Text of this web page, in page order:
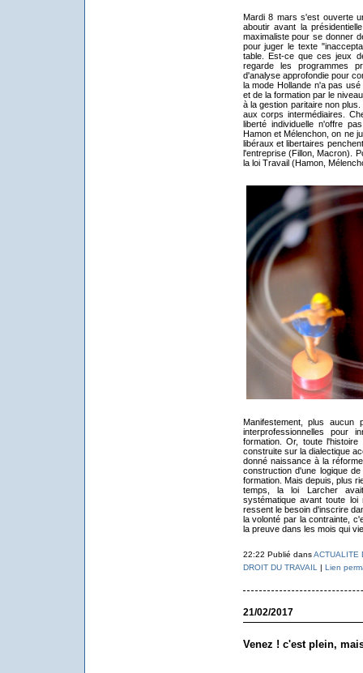
Mardi 8 mars s'est ouverte
aboutir avant la
maximaliste pour se donner
pour juger le texte
table. Est-ce que ces jeux
regarde les programmes
d'analyse approfondie pour
la mode Hollande n'a pas
et de la formation par le
à la gestion paritaire non
aux corps intermédiaires.
liberté individuelle n'offre
Hamon et Mélenchon, on ne
libéraux et libertaires
l'entreprise (Fillon, Macron).
la loi Travail (Hamon,
Manifestement, plus aucun
interprofessionnelles pour
formation. Or, toute
construite sur la dialectique
donné naissance à la
construction d'une logique
formation. Mais depuis, plus
temps, la loi Larcher avait
systématique avant toute
ressent le besoin d'inscrire
la volonté par la contrainte,
la preuve dans les mois qui
22:22 Publié dansACTUALITE
DROIT DU TRAVAIL
| Lien
21/02/2017
Venez ! c'est plein,